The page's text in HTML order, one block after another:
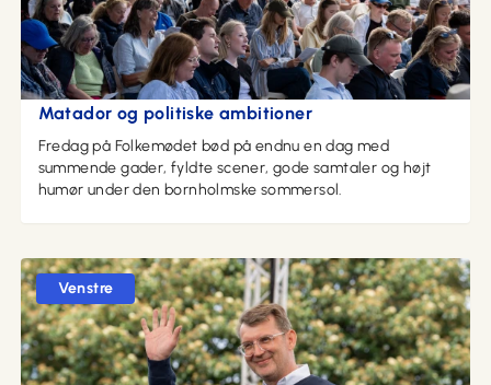
12. juni 2026 kl. 17:43
Anden dag på Folkemødet: Fra morgenløb til
Matador og politiske ambitioner
Fredag på Folkemødet bød på endnu en dag med
summende gader, fyldte scener, gode samtaler og højt
humør under den bornholmske sommersol.
Venstre